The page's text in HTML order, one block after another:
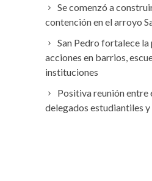
Se comenzó a
contención en el arroyo
San Pedro fortalece
acciones en barrios,
instituciones
Positiva reunión entre
delegados estudiantiles